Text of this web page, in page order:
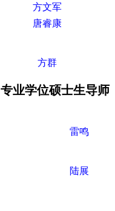
方文军
唐睿康
方群
专业学位硕士生导师
雷鸣
陆展